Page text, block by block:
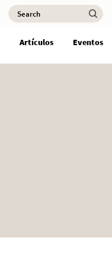
Search
Artículos Eventos